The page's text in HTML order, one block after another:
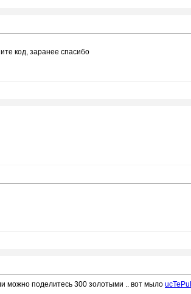
код, заранее спасибо
можно поделитесь 300 золотыми .. вот мыло